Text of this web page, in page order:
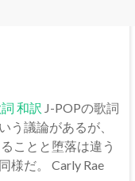
和訳 J-POPの歌詞
う議論があるが、
ことと堕落は違う
様だ。 Carly Rae